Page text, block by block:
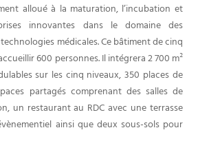
alloué à la maturation, l’incubation et
innovantes dans le domaine des
médicales. Ce bâtiment de cinq
600 personnes. Il intégrera 2 700 m²
sur les cinq niveaux, 350 places de
partagés comprenant des salles de
un restaurant au RDC avec une terrasse
ainsi que deux sous-sols pour